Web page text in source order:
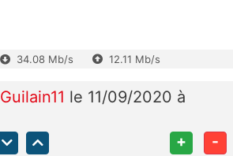
34.08 Mb/s 12.11 Mb/s
Guilain11 le 11/09/2020 à
+ -